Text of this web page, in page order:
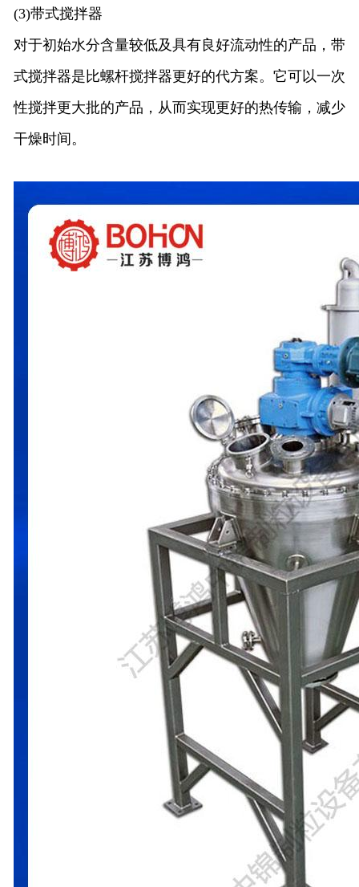
(3)带式搅拌器
对于初始水分含量较低及具有良好流动性的产品，带
式搅拌器是比螺杆搅拌器更好的代方案。它可以一次
性搅拌更大批的产品，从而实现更好的热传输，减少
干燥时间。